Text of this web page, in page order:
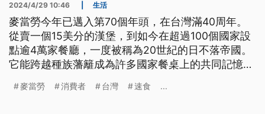
2024/4/29 10:46 生活
麥當勞今年已邁入第70個年頭，在台灣滿40周年。
從賣一個15美分的漢堡，到如今在超過100個國家設
點逾4萬家餐廳，一度被稱為20世紀的日不落帝國。
它能跨越種族藩籬成為許多國家餐桌上的共同記憶，
成經濟政治角力的對象。在在都讓麥當勞不只是個速
麥當勞 消費者 台灣 速食 ...